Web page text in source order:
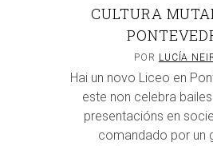
CULTURA
POR LUCÍA
Hai un novo Liceo en
este non celebra
presentacións en
comandado por un